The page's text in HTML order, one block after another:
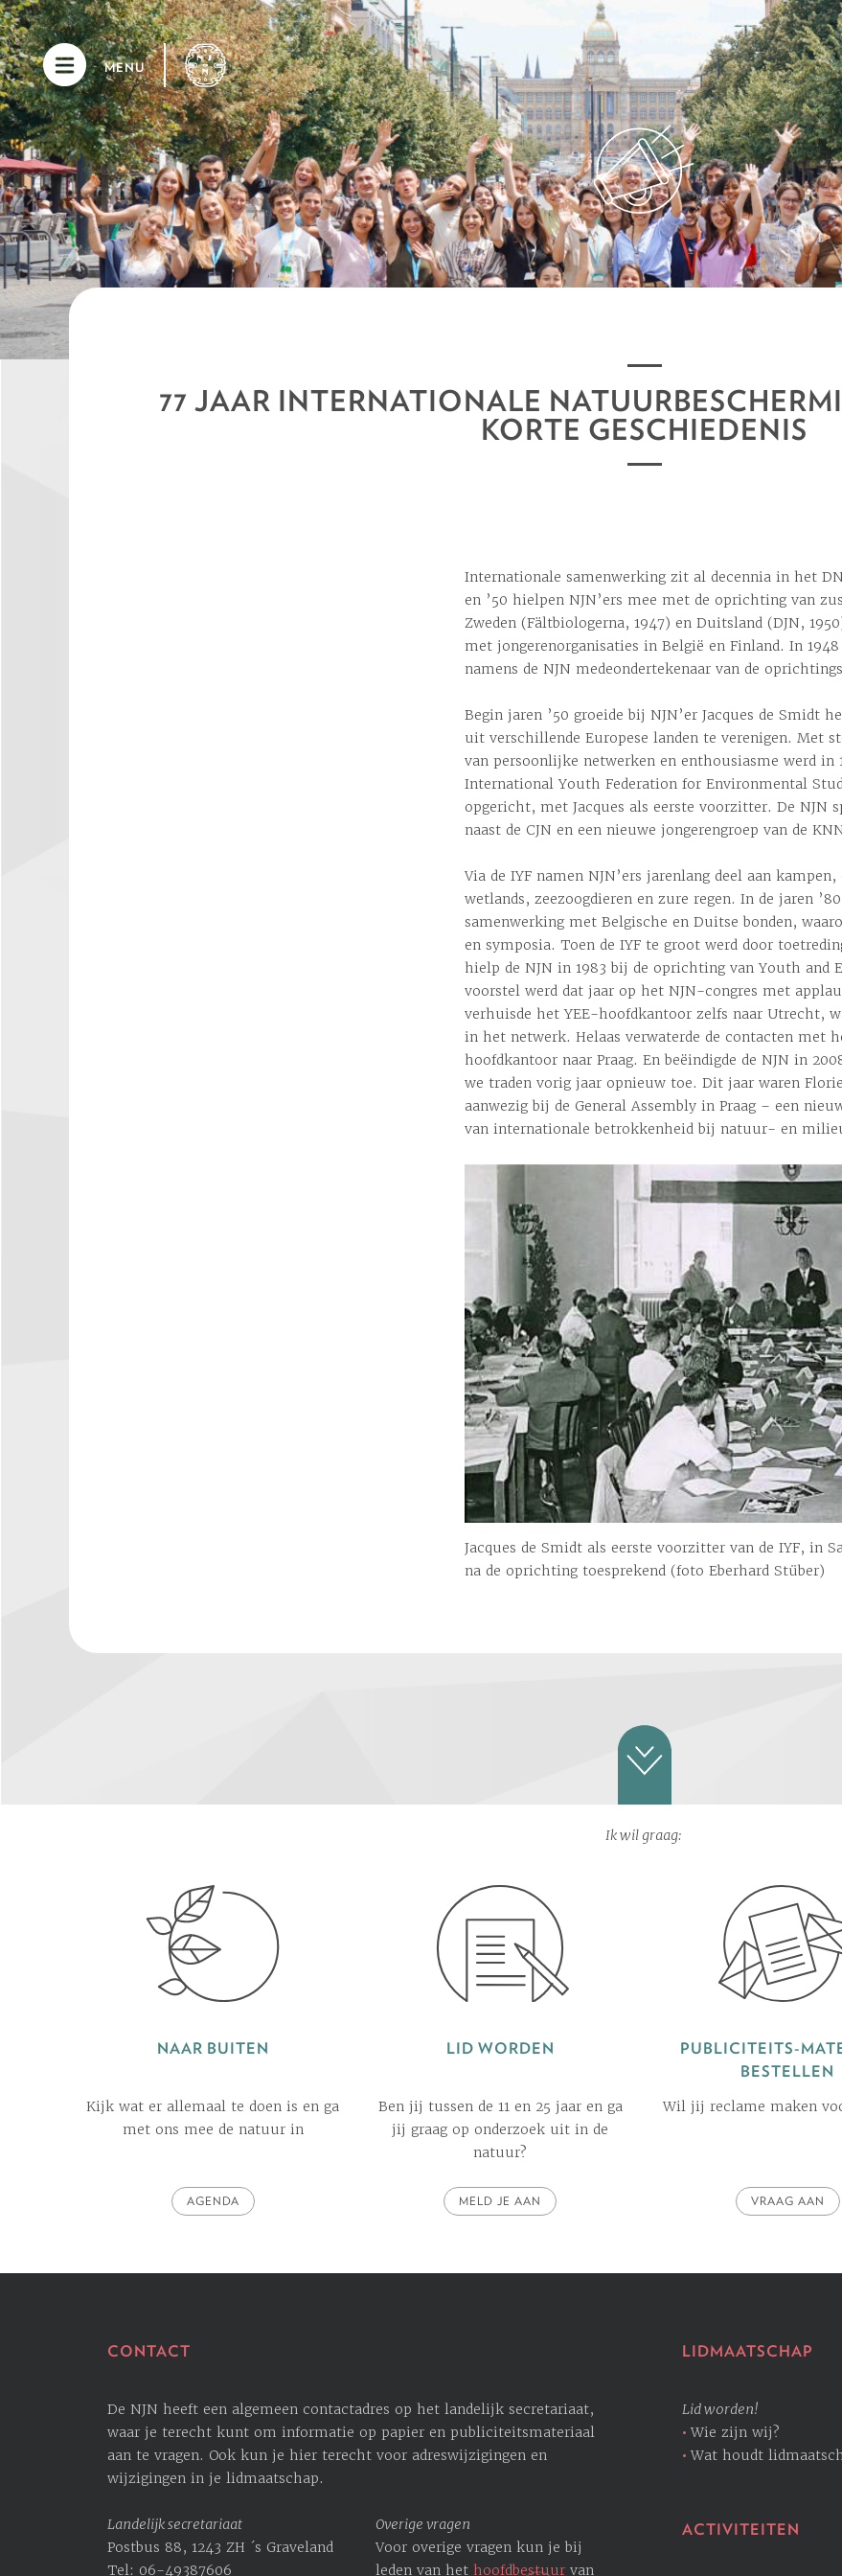
MENU
77 JAAR INTERNATIONALE
KORTE GESCHIEDENIS
Internationale samenwerking zit al decennia in het
en ’50 hielpen NJN’ers mee met de oprichting van
Zweden (Fältbiologerna, 1947) en Duitsland (DJN,
met jongerenorganisaties in België en Finland. In 1948
namens de NJN medeondertekenaar van de
Begin jaren ’50 groeide bij NJN’er Jacques de Smidt
uit verschillende Europese landen te verenigen. Met
van persoonlijke netwerken en enthousiasme werd in
International Youth Federation for Environmental
opgericht, met Jacques als eerste voorzitter. De NJN
naast de CJN en een nieuwe jongerengroep van de
Via de IYF namen NJN’ers jarenlang deel aan
wetlands, zeezoogdieren en zure regen. In de jaren
samenwerking met Belgische en Duitse bonden,
en symposia. Toen de IYF te groot werd door
hielp de NJN in 1983 bij de oprichting van Youth and
voorstel werd dat jaar op het NJN-congres met
verhuisde het YEE-hoofdkantoor zelfs naar Utrecht,
in het netwerk. Helaas verwaterde de contacten met
hoofdkantoor naar Praag. En beëindigde de NJN in
we traden vorig jaar opnieuw toe. Dit jaar waren
aanwezig bij de General Assembly in Praag – een
van internationale betrokkenheid bij natuur- en
Jacques de Smidt als eerste voorzitter van de IYF, in
na de oprichting toesprekend (foto Eberhard Stüber)
Ik wil graag:
NAAR BUITEN
Kijk wat er allemaal te doen is en ga
met ons mee de natuur in
AGENDA
LID WORDEN
Ben jij tussen de 11 en 25 jaar en ga
jij graag op onderzoek uit in de
natuur?
MELD JE AAN
PUBLICITEITS-
BESTELLEN
Wil jij reclame maken
VRAAG AAN
CONTACT
De NJN heeft een algemeen contactadres op het landelijk secretariaat,
waar je terecht kunt om informatie op papier en publiciteitsmateriaal
aan te vragen. Ook kun je hier terecht voor ­adreswijzigingen en
wijzigingen in je lidmaatschap.
Landelijk secretariaat
Postbus 88, 1243 ZH ´s Graveland
Tel: 06-49387606
Overige vragen
Voor overige vragen kun je bij
leden van het hoofdbestuur van
LIDMAATSCHAP
Lid worden!
Wie zijn wij?
Wat houdt
ACTIVITEITEN